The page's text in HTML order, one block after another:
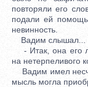
повторяли его
подали ей
невинность.
Вадим слышал...
- Итак, она его
на нетерпеливого
Вадим имел
мысль могла